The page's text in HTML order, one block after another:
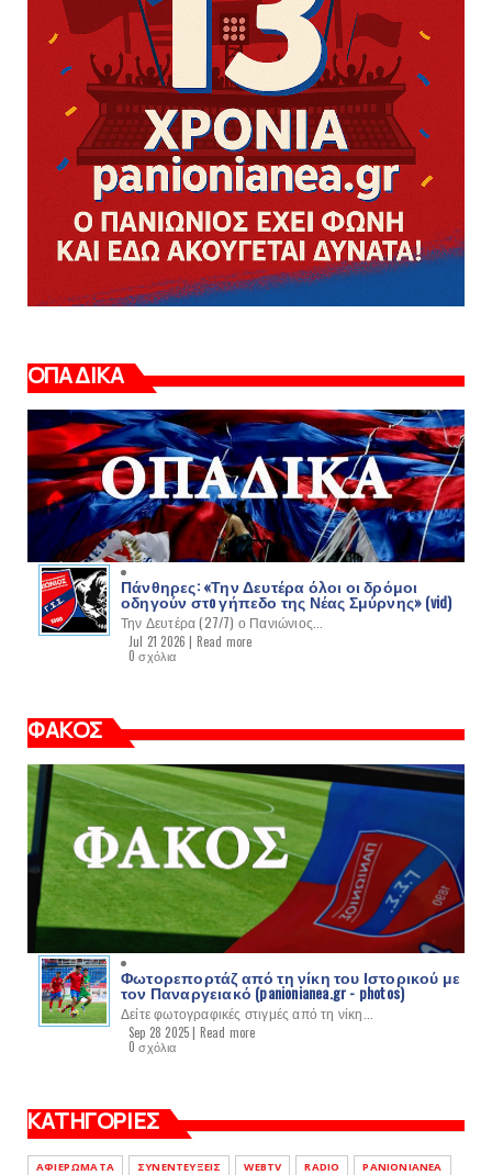
ΟΠΑΔΙΚΑ
Πάνθηρες: «Την Δευτέρα όλοι οι δρόμοι
οδηγούν στo γήπεδο της Νέας Σμύρνης» (vid)
Την Δευτέρα (27/7) ο Πανιώνιος...
Jul 21 2026 | Read more
0 σχόλια
ΦΑΚΟΣ
Φωτορεπορτάζ από τη νίκη του Ιστορικού με
τον Παναργειακό (panionianea.gr - photos)
Δείτε φωτογραφικές στιγμές από τη νίκη...
Sep 28 2025 | Read more
0 σχόλια
ΚΑΤΗΓΟΡΙΕΣ
ΑΦΙΕΡΩΜΑΤΑ ΣΥΝΕΝΤΕΥΞΕΙΣ WEBTV RADIO
PANIONIANEA